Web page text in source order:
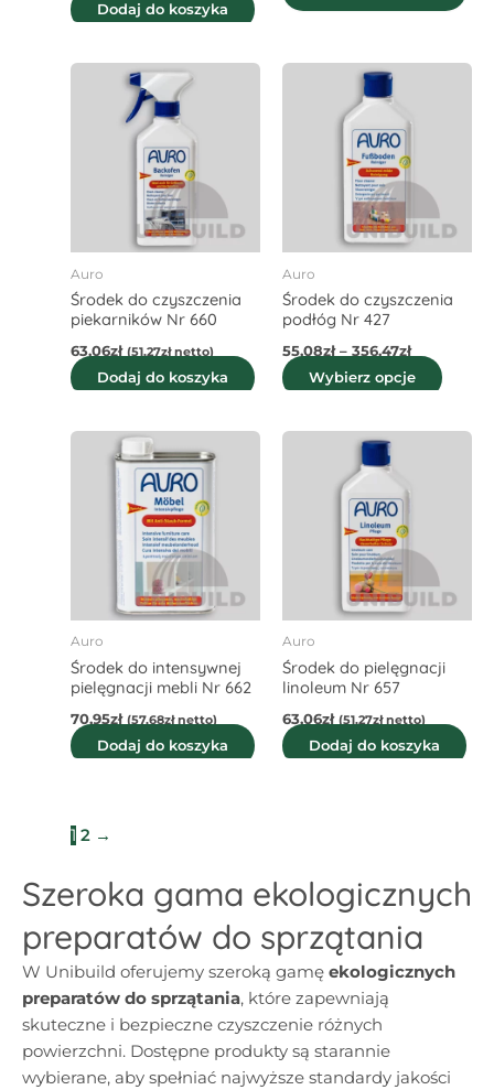
Dodaj do koszyka
Auro
Środek do czyszczenia
piekarników Nr 660
63,06zł (51,27złnetto)
Dodaj do koszyka
Auro
Środek do czyszczenia
podłóg Nr 427
55,08zł – 356,47zł
55,08zł
356,47zł
Wybierz opcje
Auro
Środek do intensywnej
pielęgnacji mebli Nr 662
70,95zł (57,68złnetto)
Dodaj do koszyka
Auro
Środek do pielęgnacji
linoleum Nr 657
63,06zł (51,27złnetto)
Dodaj do koszyka
1 2 →
Szeroka gama ekologicznych
preparatów do sprzątania
W Unibuild oferujemy szeroką gamę ekologicznych
preparatów do sprzątania, które zapewniają
skuteczne i bezpieczne czyszczenie różnych
powierzchni. Dostępne produkty są starannie
wybierane, aby spełniać najwyższe standardy jakości